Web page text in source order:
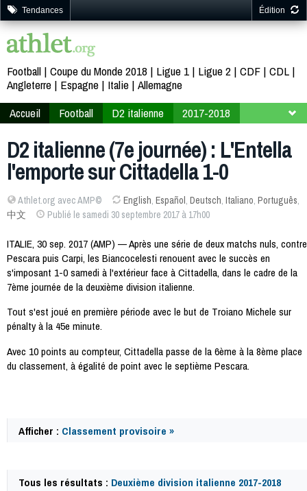
Tendances Édition
Football Coupe du Monde 2018 Ligue 1 Ligue 2 CDF CDL
Angleterre
Espagne Italie Allemagne
Accueil
Football D2 italienne
2017-2018
D2 italienne (7e journée) : L'Entella
l'emporte sur Cittadella 1-0
Athlet.org avec AMP© English, Español, Deutsch, Italiano, Português,
中文
Publié le samedi 30 septembre 2017 à 17h00
ITALIE, 30 sep. 2017 (AMP) — Après une série de deux matchs nuls, contre
Pescara puis Carpi, les Biancocelesti renouent avec le succès en
s'imposant 1-0 samedi à l'extérieur face à Cittadella, dans le cadre de la
7ème journée de la deuxième division italienne.
Tout s'est joué en première période avec le but de Troiano Michele sur
pénalty à la 45e minute.
Avec 10 points au compteur, Cittadella passe de la 6ème à la 8ème place
du classement, à égalité de point avec le septième Pescara.
Afficher : Classement provisoire »
Tous les résultats : Deuxième division italienne 2017-2018